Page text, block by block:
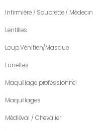
Infirmière / Soubrette / Médecin
Lentilles
Loup Vénitien/Masque
Lunettes
Maquillage professionnel
Maquillages
Médiéval / Chevalier